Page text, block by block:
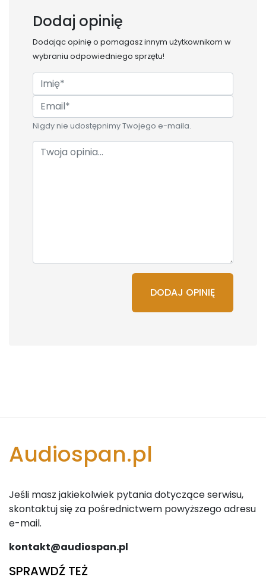
Dodaj opinię
Dodając opinię o pomagasz innym użytkownikom w
wybraniu odpowiedniego sprzętu!
Nigdy nie udostępnimy Twojego e-maila.
DODAJ OPINIĘ
Audiospan.pl
Jeśli masz jakiekolwiek pytania dotyczące serwisu,
skontaktuj się za pośrednictwem powyższego adresu
e-mail.
kontakt@audiospan.pl
SPRAWDŹ TEŻ